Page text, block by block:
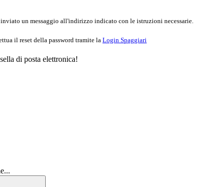
inviato un messaggio all'indirizzo indicato con le istruzioni necessarie.
il reset della password tramite la Login Spaggiari
di posta elettronica!